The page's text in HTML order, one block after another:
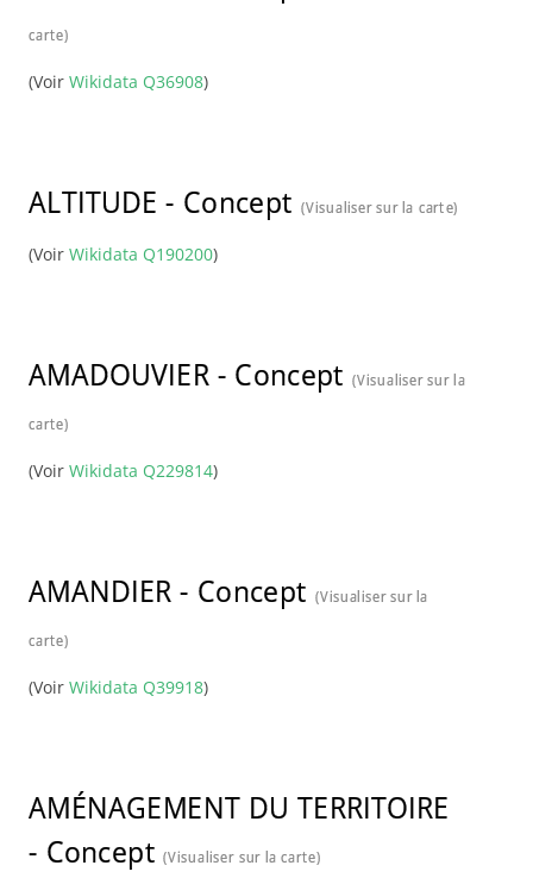
carte)
(Voir Wikidata Q36908)
ALTITUDE - Concept (Visualiser sur la carte)
(Voir Wikidata Q190200)
AMADOUVIER- Concept (Visualiser sur la
carte)
(Voir Wikidata Q229814)
AMANDIER - Concept (Visualiser sur la
carte)
(Voir Wikidata Q39918)
AMÉNAGEMENT DU TERRITOIRE
- Concept (Visualiser sur la carte)